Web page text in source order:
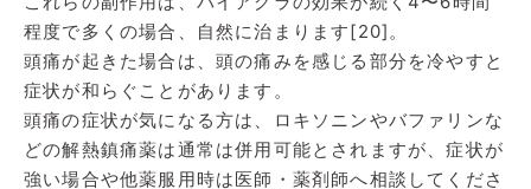
程度で多くの場合、自然に治まります[20]。
頭痛が起きた場合は、頭の痛みを感じる部分を冷やすと
症状が和らぐことがあります。
頭痛の症状が気になる方は、ロキソニンやバファリンな
どの解熱鎮痛薬は通常は併用可能とされますが、症状が
強い場合や他薬服用時は医師・薬剤師へ相談してくださ